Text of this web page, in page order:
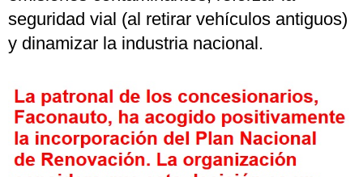
seguridad vial (al retirar vehículos antiguos)
y dinamizar la industria nacional.